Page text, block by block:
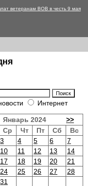
ветеранам ВОВ в честь 9 мая
Интернет
Январь 2024
>>
Ср Чт Пт Сб
Вс
3 4 5 6
7
10 11 12 13
14
17 18 19 20
21
24 25 26 27
28
31